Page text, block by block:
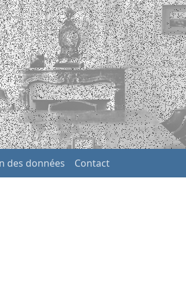
des données Contact